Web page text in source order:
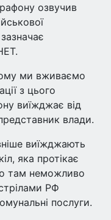
озвучив
ми вживаємо
з цього
виїжджає від
влади.
виїжджають
яка протікає
там неможливо
РФ
послуги.